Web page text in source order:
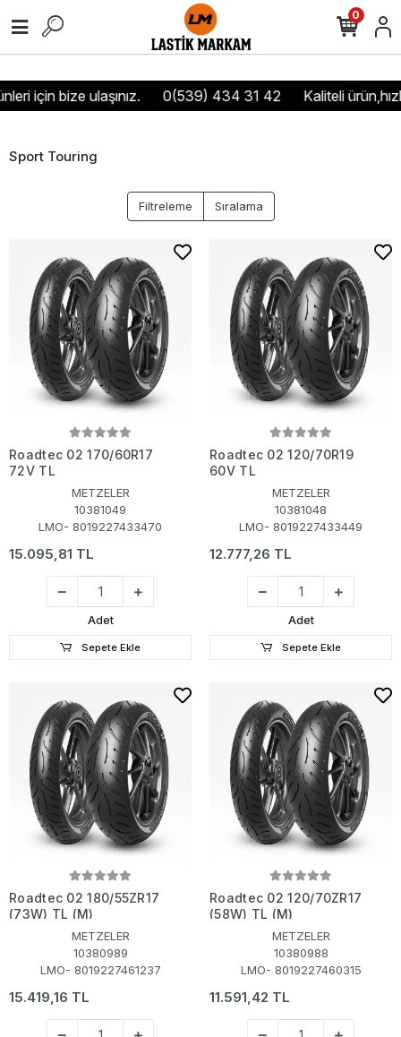
için bize ulaşınız. 0(539) 434 31 42 Kaliteli
0
Sport Touring
Filtreleme Sıralama
Roadtec 02 170/60R17
72V TL
METZELER
10381049
LMO- 8019227433470
15.095,81 TL
Adet
Sepete Ekle
Roadtec 02 120/70R19
60V TL
METZELER
10381048
LMO- 8019227433449
12.777,26 TL
Adet
Sepete Ekle
Roadtec 02 180/55ZR17
(73W) TL (M)
METZELER
10380989
LMO- 8019227461237
15.419,16 TL
Roadtec 02 120/70ZR17
(58W) TL (M)
METZELER
10380988
LMO- 8019227460315
11.591,42 TL